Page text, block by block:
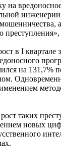
на
в I квартале
на 131,7%
таких
новых